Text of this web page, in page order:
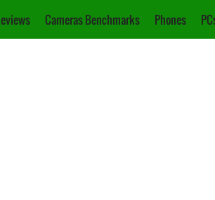
Cameras Benchmarks Phones